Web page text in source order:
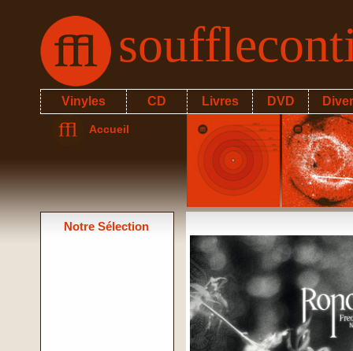
Vinyles CD Livres DVD
Accueil
Notre Sélection